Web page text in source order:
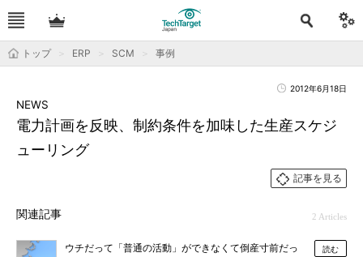
トップ ERP SCM 事例
2012年6月18日
電力計画を反映、制約条件を加味した生産スケジ
ューリング
NEWS
記事を見る
関連記事 2 Articles
ウチだって「普通の活動」ができなくて倒産寸前だっ
読む